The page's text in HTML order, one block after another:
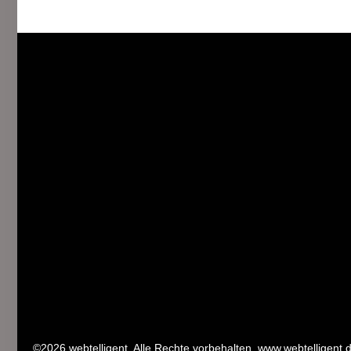
©2026 webtelligent. Alle Rechte vorbehalten.